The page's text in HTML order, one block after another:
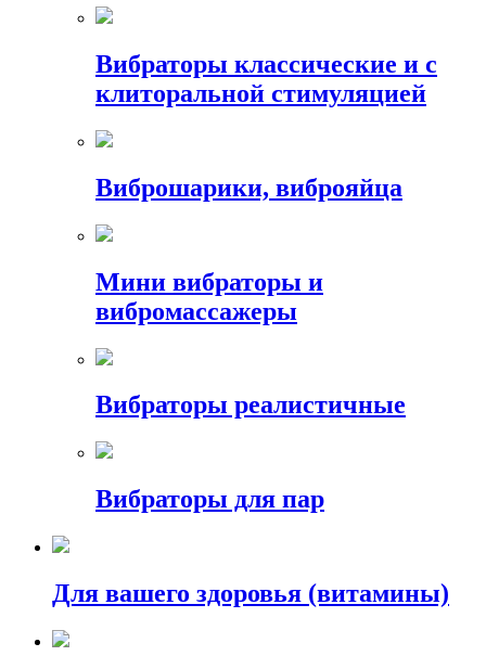
Вибраторы классические и с
клиторальной стимуляцией
Виброшарики, виброяйца
Мини вибраторы и
вибромассажеры
Вибраторы реалистичные
Вибраторы для пар
Для вашего здоровья (витамины)